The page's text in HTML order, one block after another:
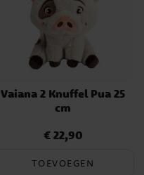
Vaiana 2 Knuffel Pua 25
cm
Prijs :€ 22,90
€ 22,90
TOEVOEGEN